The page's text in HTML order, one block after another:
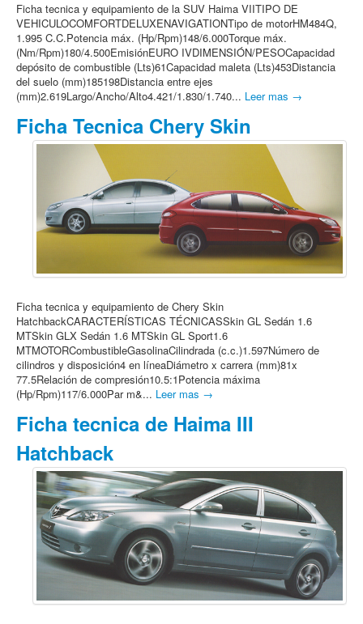
Ficha tecnica y equipamiento de la SUV Haima VIITIPO DE
VEHICULOCOMFORTDELUXENAVIGATIONTipo de motorHM484Q,
1.995 C.C.Potencia máx. (Hp/Rpm)148/6.000Torque máx.
(Nm/Rpm)180/4.500EmisiónEURO IVDIMENSIÓN/PESOCapacidad
depósito de combustible (Lts)61Capacidad maleta (Lts)453Distancia
del suelo (mm)185198Distancia entre ejes
(mm)2.619Largo/Ancho/Alto4.421/1.830/1.740... Leer mas →
Ficha Tecnica Chery Skin
Ficha tecnica y equipamiento de Chery Skin
HatchbackCARACTERÍSTICAS TÉCNICASSkin GL Sedán 1.6
MTSkin GLX Sedán 1.6 MTSkin GL Sport1.6
MTMOTORCombustibleGasolinaCilindrada (c.c.)1.597Número de
cilindros y disposición4 en líneaDiámetro x carrera (mm)81x
77.5Relación de compresión10.5:1Potencia máxima
(Hp/Rpm)117/6.000Par m&... Leer mas →
Ficha tecnica de Haima III
Hatchback